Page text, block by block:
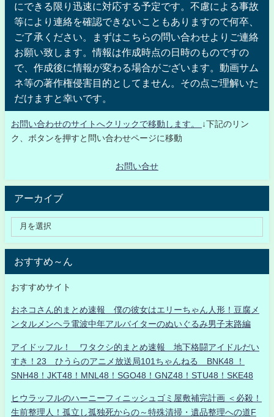
にできる限り迅速に対応する予定です。不慮による事故
等により連絡を確認できないこともありますので何卒、
ご了承ください。まずはこちらの問い合わせよりご連絡
お願い致します。情報は作成時点の日時のものですの
で、作成後に情報が変わる場合がございます。動画サム
ネ等の著作権侵害目的としてません。その点ご理解いた
だけますと幸いです。
お問い合わせのサイトへクリックで移動します。
↓下記のリン
ク、ボタンを押すと問い合わせページに移動
お問い合せ
アーカイブ
おすすめ～ん
おすすめサイト
おネコさん的まとめ速報 僕の彼女はエリーちゃん人形！豆腐メ
ンタルメンヘラ電波中年アルバイターのぬいぐるみ男子末路編
アイドッフル！ ワタクシ的まとめ速報 地下格闘アイドルだい
すき！23 ひうらのアニメ放送局101ちゃんねる BNK48 ！
SNH48！JKT48！MNL48！SGO48！GNZ48！STU48！SKE48
ヒウラッフルのハーニーフィニッシュゴミ屋敷補完計画 ＜必殺！
生前整理人！孤立し孤独死からの～特殊清掃・遺品整理への道F